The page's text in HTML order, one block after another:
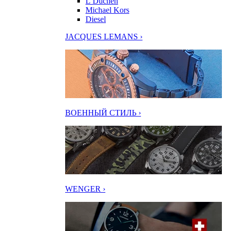
Michael Kors
Diesel
JACQUES LEMANS ›
ВОЕННЫЙ СТИЛЬ ›
WENGER ›